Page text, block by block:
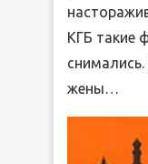
КГБ такие
снимались.
жены…